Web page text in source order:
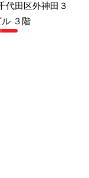
代田区外神田３
３階